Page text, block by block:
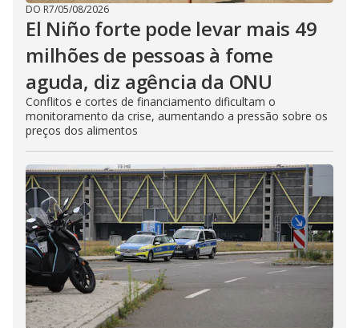
DO R7/05/08/2026
El Niño forte pode levar mais 49
milhões de pessoas à fome
aguda, diz agência da ONU
Conflitos e cortes de financiamento dificultam o
monitoramento da crise, aumentando a pressão sobre os
preços dos alimentos